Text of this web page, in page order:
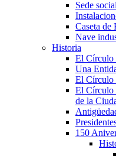
Sede
Caseta de
Nave
Historia
El Círculo
Una
El
El Círculo
de la
150